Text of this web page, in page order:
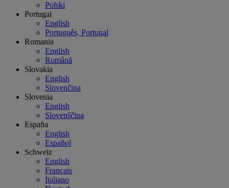
Polski
Portugal
English
Português, Portugal
Romania
English
Română
Slovakia
English
Slovenčina
Slovenia
English
Slovenščina
España
English
Español
Schweiz
English
Français
Italiano